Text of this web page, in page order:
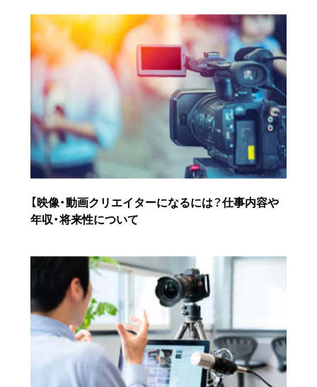
【映像・動画クリエイターになるには？仕事内容や
年収・将来性について